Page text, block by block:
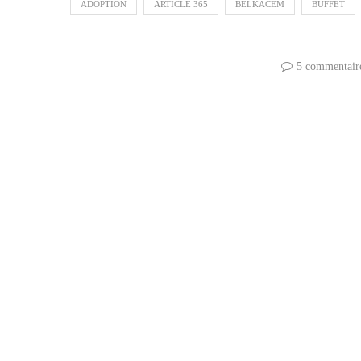
ADOPTION ARTICLE 365 BELKACEM BUFFET
5